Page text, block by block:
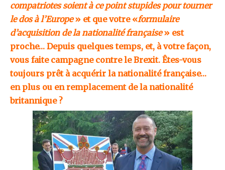
compatriotes soient à ce point stupides pour tourner
le dos à l’Europe» et que votre «formulaire
d’acquisition de la nationalité française» est
proche… Depuis quelques temps, et, à votre façon,
vous faite campagne contre le Brexit. Êtes-vous
toujours prêt à acquérir la nationalité française…
en plus ou en remplacement de la nationalité
britannique ?